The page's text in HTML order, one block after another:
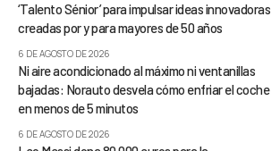
‘Talento Sénior’ para impulsar ideas innovadoras
creadas por y para mayores de 50 años
6 DE AGOSTO DE 2026
Ni aire acondicionado al máximo ni ventanillas
bajadas: Norauto desvela cómo enfriar el coche
en menos de 5 minutos
6 DE AGOSTO DE 2026